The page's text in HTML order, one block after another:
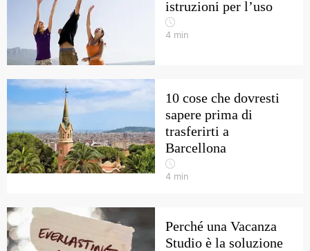
istruzioni per l’uso
4 min
10 cose che dovresti
sapere prima di
trasferirti a
Barcellona
4 min
Perché una Vacanza
Studio è la soluzione